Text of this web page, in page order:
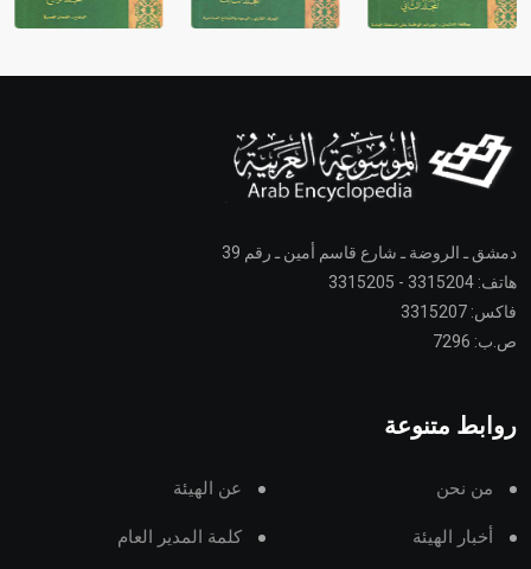
دمشق ـ الروضة ـ شارع قاسم أمين ـ رقم 39
هاتف: 3315204 - 3315205
فاكس: 3315207
ص.ب: 7296
روابط متنوعة
من نحن عن الهيئة
أخبار الهيئة كلمة المدير العام